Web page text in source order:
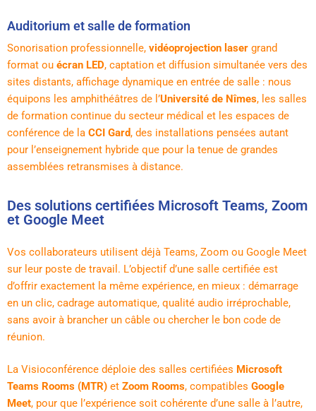
Auditorium et salle de formation
Sonorisation professionnelle, vidéoprojection laser grand
format ou écran LED, captation et diffusion simultanée vers des
sites distants, affichage dynamique en entrée de salle : nous
équipons les amphithéâtres de l’Université de Nîmes, les salles
de formation continue du secteur médical et les espaces de
conférence de la CCI Gard, des installations pensées autant
pour l’enseignement hybride que pour la tenue de grandes
assemblées retransmises à distance.
Des solutions certifiées Microsoft Teams, Zoom
et Google Meet
Vos collaborateurs utilisent déjà Teams, Zoom ou Google Meet
sur leur poste de travail. L’objectif d’une salle certifiée est
d’offrir exactement la même expérience, en mieux : démarrage
en un clic, cadrage automatique, qualité audio irréprochable,
sans avoir à brancher un câble ou chercher le bon code de
réunion.
La Visioconférence déploie des salles certifiées Microsoft
Teams Rooms (MTR) et Zoom Rooms, compatibles Google
Meet, pour que l’expérience soit cohérente d’une salle à l’autre,